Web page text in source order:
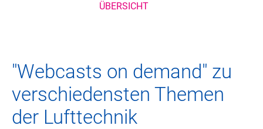
ÜBERSICHT
"Webcasts on demand" zu
verschiedensten Themen
der Lufttechnik